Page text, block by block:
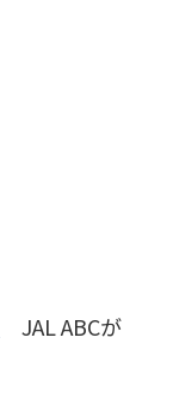
JAL ABCが